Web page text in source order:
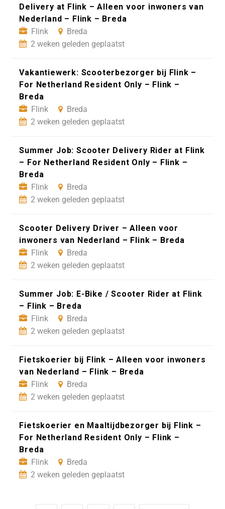
Delivery at Flink – Alleen voor inwoners van
Nederland – Flink – Breda
Flink
Breda
2 weken geleden geplaatst
Vakantiewerk: Scooterbezorger bij Flink –
For Netherland Resident Only – Flink –
Breda
Flink
Breda
2 weken geleden geplaatst
Summer Job: Scooter Delivery Rider at Flink
– For Netherland Resident Only – Flink –
Breda
Flink
Breda
2 weken geleden geplaatst
Scooter Delivery Driver – Alleen voor
inwoners van Nederland – Flink – Breda
Flink
Breda
2 weken geleden geplaatst
Summer Job: E-Bike / Scooter Rider at Flink
– Flink – Breda
Flink
Breda
2 weken geleden geplaatst
Fietskoerier bij Flink – Alleen voor inwoners
van Nederland – Flink – Breda
Flink
Breda
2 weken geleden geplaatst
Fietskoerier en Maaltijdbezorger bij Flink –
For Netherland Resident Only – Flink –
Breda
Flink
Breda
2 weken geleden geplaatst